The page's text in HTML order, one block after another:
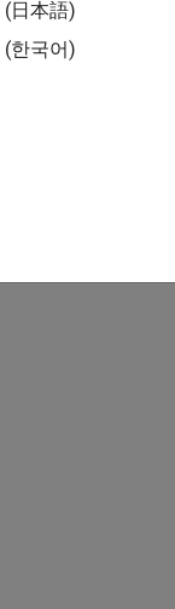
(日本語)
(한국어)